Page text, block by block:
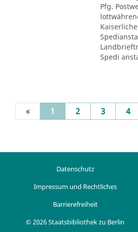
Pfg.
Spedi
« 1 (current)
2 3 4
Datenschutz
Impressum und Rechtliches
Barrierefreiheit
© 2026 Staatsbibliothek zu Berlin